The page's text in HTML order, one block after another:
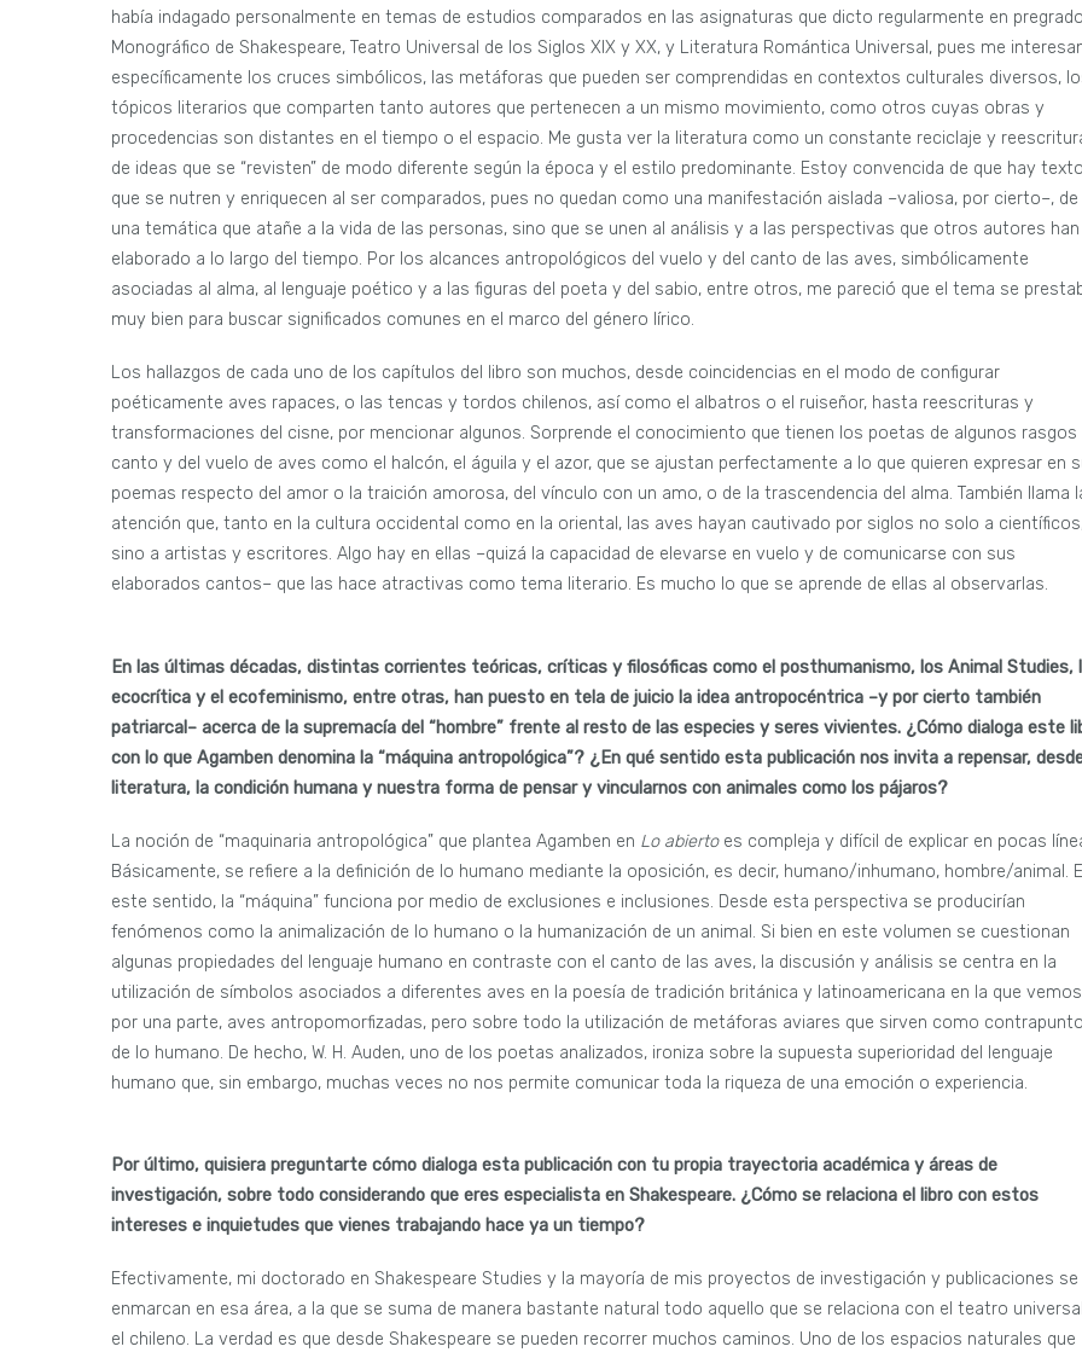
había indagado personalmente en temas de estudios comparados en las asignaturas que dicto regularmente en
Monográfico de Shakespeare, Teatro Universal de los Siglos XIX y XX, y Literatura Romántica Universal, pues me
específicamente los cruces simbólicos, las metáforas que pueden ser comprendidas en contextos culturales diversos,
tópicos literarios que comparten tanto autores que pertenecen a un mismo movimiento, como otros cuyas obras y
procedencias son distantes en el tiempo o el espacio. Me gusta ver la literatura como un constante reciclaje y
de ideas que se “revisten” de modo diferente según la época y el estilo predominante. Estoy convencida de que hay
que se nutren y enriquecen al ser comparados, pues no quedan como una manifestación aislada –valiosa, por cierto–, de
una temática que atañe a la vida de las personas, sino que se unen al análisis y a las perspectivas que otros autores han
elaborado a lo largo del tiempo. Por los alcances antropológicos del vuelo y del canto de las aves, simbólicamente
asociadas al alma, al lenguaje poético y a las figuras del poeta y del sabio, entre otros, me pareció que el tema se
muy bien para buscar significados comunes en el marco del género lírico.
Los hallazgos de cada uno de los capítulos del libro son muchos, desde coincidencias en el modo de configurar
poéticamente aves rapaces, o las tencas y tordos chilenos, así como el albatros o el ruiseñor, hasta reescrituras y
transformaciones del cisne, por mencionar algunos. Sorprende el conocimiento que tienen los poetas de algunos rasgos
canto y del vuelo de aves como el halcón, el águila y el azor, que se ajustan perfectamente a lo que quieren expresar en
poemas respecto del amor o la traición amorosa, del vínculo con un amo, o de la trascendencia del alma. También llama
atención que, tanto en la cultura occidental como en la oriental, las aves hayan cautivado por siglos no solo a
sino a artistas y escritores. Algo hay en ellas –quizá la capacidad de elevarse en vuelo y de comunicarse con sus
elaborados cantos– que las hace atractivas como tema literario. Es mucho lo que se aprende de ellas al observarlas.
En las últimas décadas, distintas corrientes teóricas, críticas y filosóficas como el posthumanismo, los Animal Studies,
ecocrítica y el ecofeminismo, entre otras, han puesto en tela de juicio la idea antropocéntrica –y por cierto también
patriarcal– acerca de la supremacía del “hombre” frente al resto de las especies y seres vivientes. ¿Cómo dialoga este
con lo que Agamben denomina la “máquina antropológica”? ¿En qué sentido esta publicación nos invita a repensar,
literatura, la condición humana y nuestra forma de pensar y vincularnos con animales como los pájaros?
La noción de “maquinaria antropológica” que plantea Agamben en Lo abiertoes compleja y difícil de explicar en pocas
Básicamente, se refiere a la definición de lo humano mediante la oposición, es decir, humano/inhumano, hombre/animal.
este sentido, la “máquina” funciona por medio de exclusiones e inclusiones. Desde esta perspectiva se producirían
fenómenos como la animalización de lo humano o la humanización de un animal. Si bien en este volumen se cuestionan
algunas propiedades del lenguaje humano en contraste con el canto de las aves, la discusión y análisis se centra en la
utilización de símbolos asociados a diferentes aves en la poesía de tradición británica y latinoamericana en la que
por una parte, aves antropomorfizadas, pero sobre todo la utilización de metáforas aviares que sirven como contrapunto
de lo humano. De hecho, W. H. Auden, uno de los poetas analizados, ironiza sobre la supuesta superioridad del lenguaje
humano que, sin embargo, muchas veces no nos permite comunicar toda la riqueza de una emoción o experiencia.
Por último, quisiera preguntarte cómo dialoga esta publicación con tu propia trayectoria académica y áreas de
investigación, sobre todo considerando que eres especialista en Shakespeare. ¿Cómo se relaciona el libro con estos
intereses e inquietudes que vienes trabajando hace ya un tiempo?
Efectivamente, mi doctorado en Shakespeare Studies y la mayoría de mis proyectos de investigación y publicaciones se
enmarcan en esa área, a la que se suma de manera bastante natural todo aquello que se relaciona con el teatro
el chileno. La verdad es que desde Shakespeare se pueden recorrer muchos caminos. Uno de los espacios naturales que